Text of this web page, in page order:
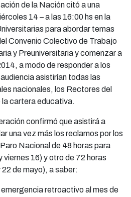
de la Nación citó a una
14 – a las 16:00 hs en la
para abordar temas
Convenio Colectivo de Trabajo
y Preuniversitaria y comenzar a
a modo de responder a los
asistirían todas las
nacionales, los Rectores del
la cartera educativa.
confirmó que asistirá a
una vez más los reclamos por los
Nacional de 48 horas para
viernes 16) y otro de 72 horas
de mayo), a saber:
retroactivo al mes de